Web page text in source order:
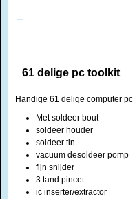
61 delige pc toolkit
Handige 61 delige computer pc
Met soldeer bout
soldeer houder
soldeer tin
vacuum desoldeer pomp
fijn snijder
3 tand pincet
ic inserter/extractor